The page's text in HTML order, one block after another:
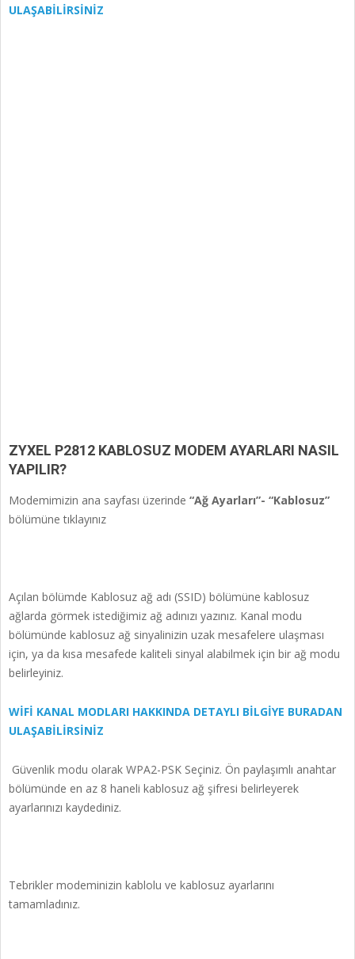
ULAŞABİLİRSİNİZ
ZYXEL P2812 KABLOSUZ MODEM AYARLARI NASIL
YAPILIR?
Modemimizin ana sayfası üzerinde “Ağ Ayarları”- “Kablosuz”
bölümüne tıklayınız
Açılan bölümde Kablosuz ağ adı (SSID) bölümüne kablosuz
ağlarda görmek istediğimiz ağ adınızı yazınız. Kanal modu
bölümünde kablosuz ağ sinyalinizin uzak mesafelere ulaşması
için, ya da kısa mesafede kaliteli sinyal alabilmek için bir ağ modu
belirleyiniz.
WİFİ KANAL MODLARI HAKKINDA DETAYLI BİLGİYE BURADAN
ULAŞABİLİRSİNİZ
Güvenlik modu olarak WPA2-PSK Seçiniz. Ön paylaşımlı anahtar
bölümünde en az 8 haneli kablosuz ağ şifresi belirleyerek
ayarlarınızı kaydediniz.
Tebrikler modeminizin kablolu ve kablosuz ayarlarını
tamamladınız.